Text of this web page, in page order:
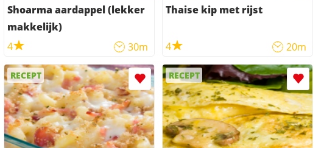
Shoarma aardappel (lekker
makkelijk)
4
30m
Thaise kip met rijst
4 20m
RECEPT RECEPT